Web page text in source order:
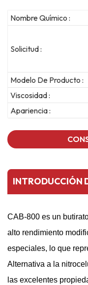
Nombre Químico :
Solicitud :
Modelo De Producto :
Viscosidad :
Apariencia :
INTRODUCCIÓN
CAB-800 es un
alto rendimiento
especiales, lo que
Alternativa a la
las excelentes